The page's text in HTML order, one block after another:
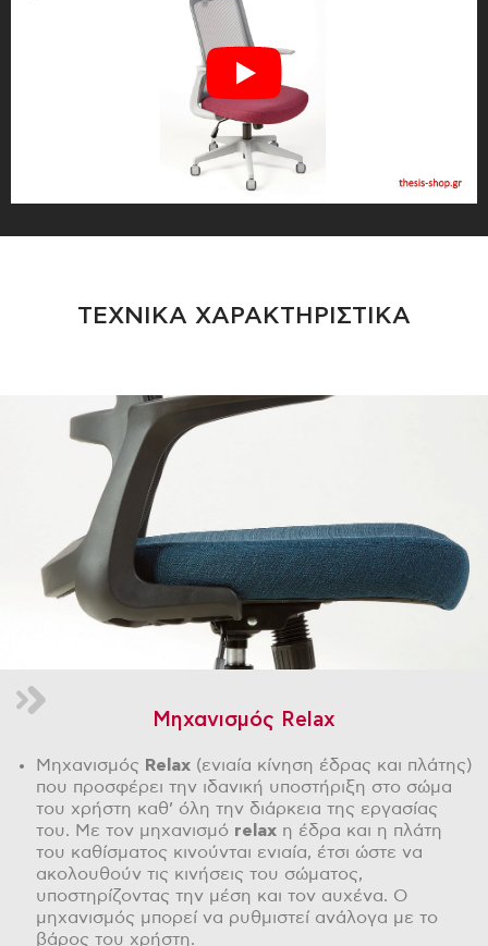
ΤΕΧΝΙΚΑ ΧΑΡΑΚΤΗΡΙΣΤΙΚΑ
Μηχανισμός Relax
Μηχανισμός Relax (ενιαία κίνηση έδρας και πλάτης)
που προσφέρει την ιδανική υποστήριξη στο σώμα
του χρήστη καθ’ όλη την διάρκεια της εργασίας
του. Με τον μηχανισμό relax η έδρα και η πλάτη
του καθίσματος κινούνται ενιαία, έτσι ώστε να
ακολουθούν τις κινήσεις του σώματος,
υποστηρίζοντας την μέση και τον αυχένα. Ο
μηχανισμός μπορεί να ρυθμιστεί ανάλογα με το
βάρος του χρήστη.